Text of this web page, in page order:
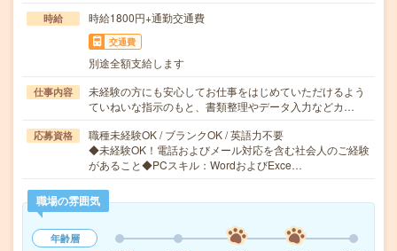
時給 時給1800円+通勤交通費
交通費
別途全額支給します
仕事内容
未経験の方にも安心してお仕事をはじめていただけるよう
ていねいな指示のもと、書類整理やデータ入力などカ…
応募資格
職種未経験OK / ブランクOK / 英語力不要
◆未経験OK！電話およびメール対応を含む社会人のご経験
があること◆PCスキル：WordおよびExce…
職場の雰囲気
年齢層